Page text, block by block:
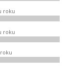
roku
roku